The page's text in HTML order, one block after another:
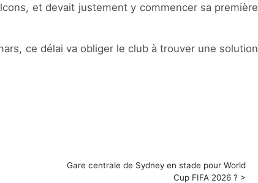
et devait justement y commencer sa première
ce délai va obliger le club à trouver une solution
Gare centrale de Sydney en stade pour World
Cup FIFA 2026 ? >